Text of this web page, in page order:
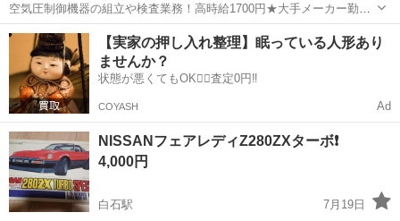
空気圧制御機器の組立や検査業務！高時給1700円★大手メーカー勤
務！嬉しい寮費無料！ワンルーム寮完備★マイカー通勤OK＆工場敷地
内に無料駐車場あり★！《岩手県釜石市》 人気の工場のお仕事 ◇空気
圧制御機器（シリンダ、バルブ...
岩手 釜石市 釜石駅 その他
【実家の押し入れ整理】眠っている人形あり
ませんか？
状態が悪くてもOK🙆‍♀️査定0円‼️
COYASH Ad
NISSANフェアレディZ280ZXターボ❗
4,000円
白石駅
7月19日